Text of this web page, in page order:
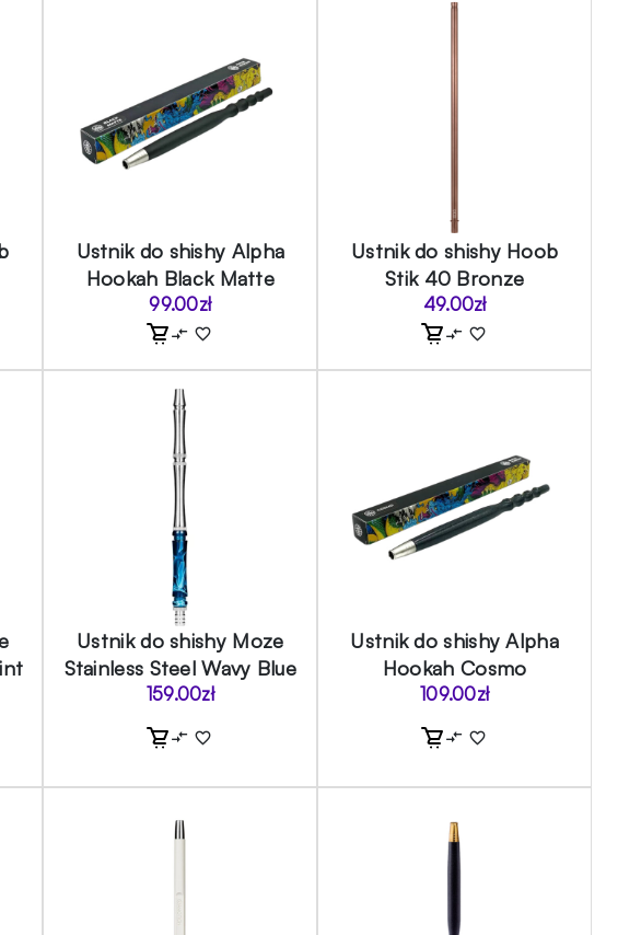
Ustnik do shishy Alpha
Hookah Black Matte
99.00zł
Ustnik do shishy Hoob
Stik 40 Bronze
49.00zł
Ustnik do shishy Moze
Stainless Steel Wavy Blue
159.00zł
Ustnik do shishy Alpha
Hookah Cosmo
109.00zł